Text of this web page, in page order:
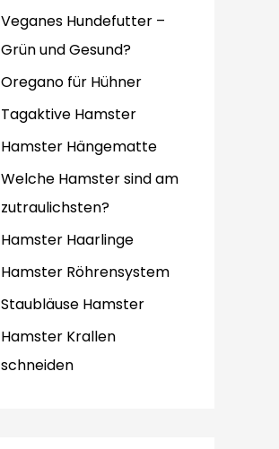
Veganes Hundefutter –
Grün und Gesund?
Oregano für Hühner
Tagaktive Hamster
Hamster Hängematte
Welche Hamster sind am
zutraulichsten?
Hamster Haarlinge
Hamster Röhrensystem
Staubläuse Hamster
Hamster Krallen
schneiden